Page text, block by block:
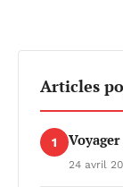
Articles
1
24 avril